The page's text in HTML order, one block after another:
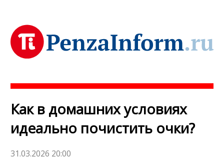
Как в домашних условиях
идеально почистить очки?
31.03.2026 20:00